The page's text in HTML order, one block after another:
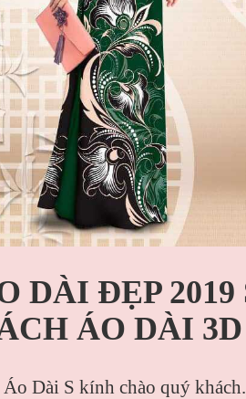
DÀI ĐẸP
ÁO DÀI 3D
Dài S kính chào quý